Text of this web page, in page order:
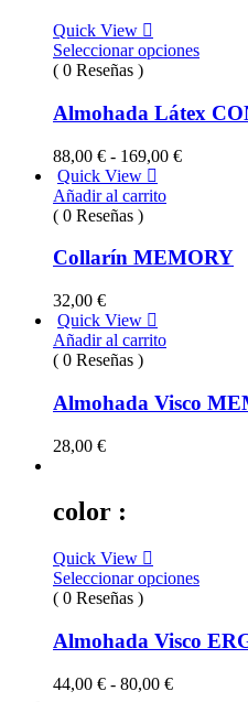
Quick View
Seleccionar opciones
( 0 Reseñas )
Almohada Látex
88,00 € - 169,00 €Rango
hasta
Quick View
Añadir al carrito
( 0 Reseñas )
Collarín MEMORY
32,00 €
Quick View
Añadir al carrito
( 0 Reseñas )
Almohada Visco
28,00 €
color :
Quick View
Seleccionar opciones
( 0 Reseñas )
Almohada Visco
44,00 € - 80,00 €Rango